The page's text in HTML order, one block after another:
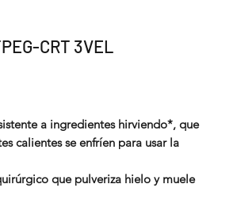
CRT 3VEL
a ingredientes hirviendo*, que
calientes se enfríen para usar la
que pulveriza hielo y muele